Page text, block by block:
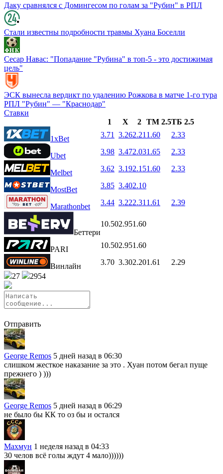
Даку сравнялся с Домингесом по голам за "Рубин" в РПЛ
Стали известны подробности травмы Хуана Боселли
Сесар Навас: "Попадание "Рубина" в топ-5 - это достижимая
цель"
ЭСК вынесла вердикт по удалению Рожкова в матче 1-го тура
РПЛ "Рубин" — "Краснодар"
Ставки
1
X 2 ТМ 2.5ТБ 2.5
1xBet
3.71 3.262.21 1.60 2.33
Ubet 3.98 3.472.031.65 2.33
Melbet 3.62 3.192.151.60 2.33
MostBet 3.85 3.402.10
Marathonbet 3.44 3.222.31 1.61 2.39
Беттери
10.502.951.60
PARI 10.502.951.60
Винлайн 3.70 3.302.201.61
2.29
27
2954
Отправить
George Remos 5 дней назад в 06:30
слишком жесткое наказание за это . Хуан потом бегал пуще
прежнего ) )))
George Remos 5 дней назад в 06:29
не было бы КК то оз бы и остался
Махмун 1 неделя назад в 04:33
30 челов всё голы ждут 4 мало))))))